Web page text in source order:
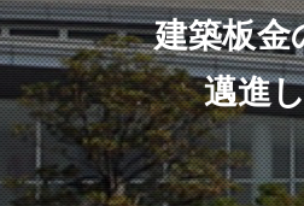
建築板金
邁進